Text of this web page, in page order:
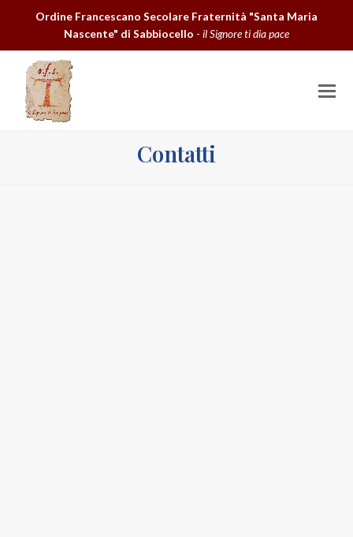
Ordine Francescano Secolare Fraternità "Santa Maria
Nascente" di Sabbiocello - il Signore ti dia pace
Contatti